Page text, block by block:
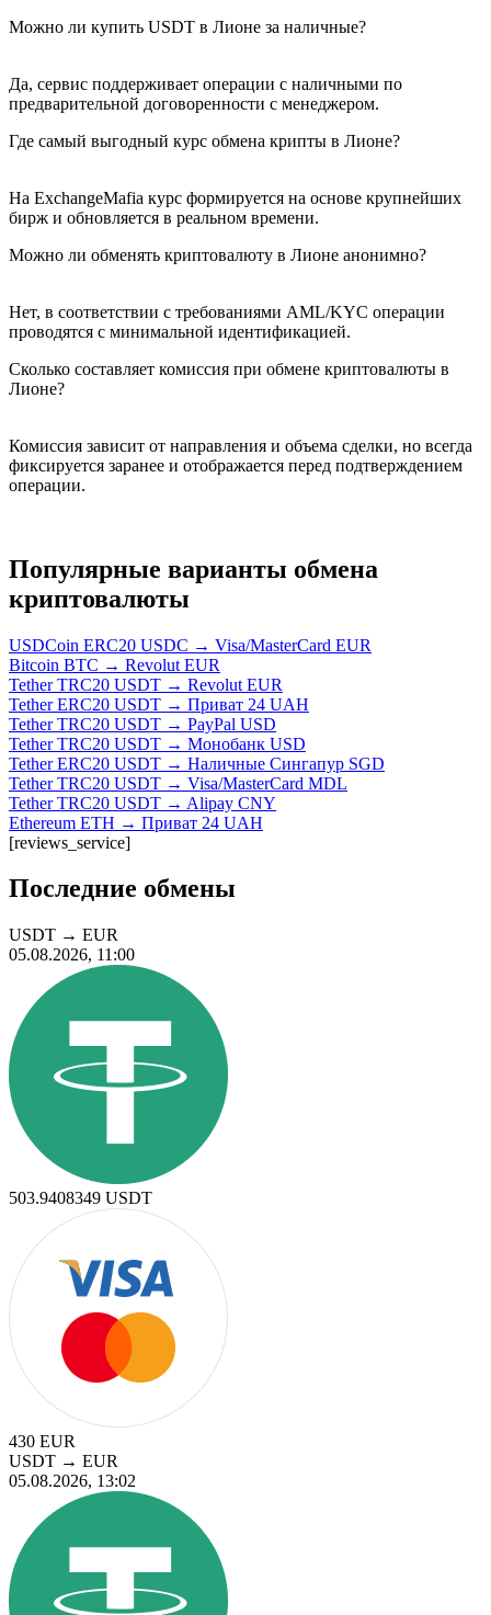
Можно ли купить USDT в Лионе за наличные?
Да, сервис поддерживает операции с наличными по
предварительной договоренности с менеджером.
Где самый выгодный курс обмена крипты в Лионе?
На ExchangeMafia курс формируется на основе крупнейших
бирж и обновляется в реальном времени.
Можно ли обменять криптовалюту в Лионе анонимно?
Нет, в соответствии с требованиями AML/KYC операции
проводятся с минимальной идентификацией.
Сколько составляет комиссия при обмене криптовалюты в
Лионе?
Комиссия зависит от направления и объема сделки, но всегда
фиксируется заранее и отображается перед подтверждением
операции.
Популярные варианты обмена
криптовалюты
USDCoin ERC20 USDC → Visa/MasterCard EUR
Bitcoin BTC → Revolut EUR
Tether TRC20 USDT → Revolut EUR
Tether ERC20 USDT → Приват 24 UAH
Tether TRC20 USDT → PayPal USD
Tether TRC20 USDT → Монобанк USD
Tether ERC20 USDT → Наличные Сингапур SGD
Tether TRC20 USDT → Visa/MasterCard MDL
Tether TRC20 USDT → Alipay CNY
Ethereum ETH → Приват 24 UAH
[reviews_service]
Последние обмены
USDT → EUR
05.08.2026, 11:00
503.9408349 USDT
430 EUR
USDT → EUR
05.08.2026, 13:02